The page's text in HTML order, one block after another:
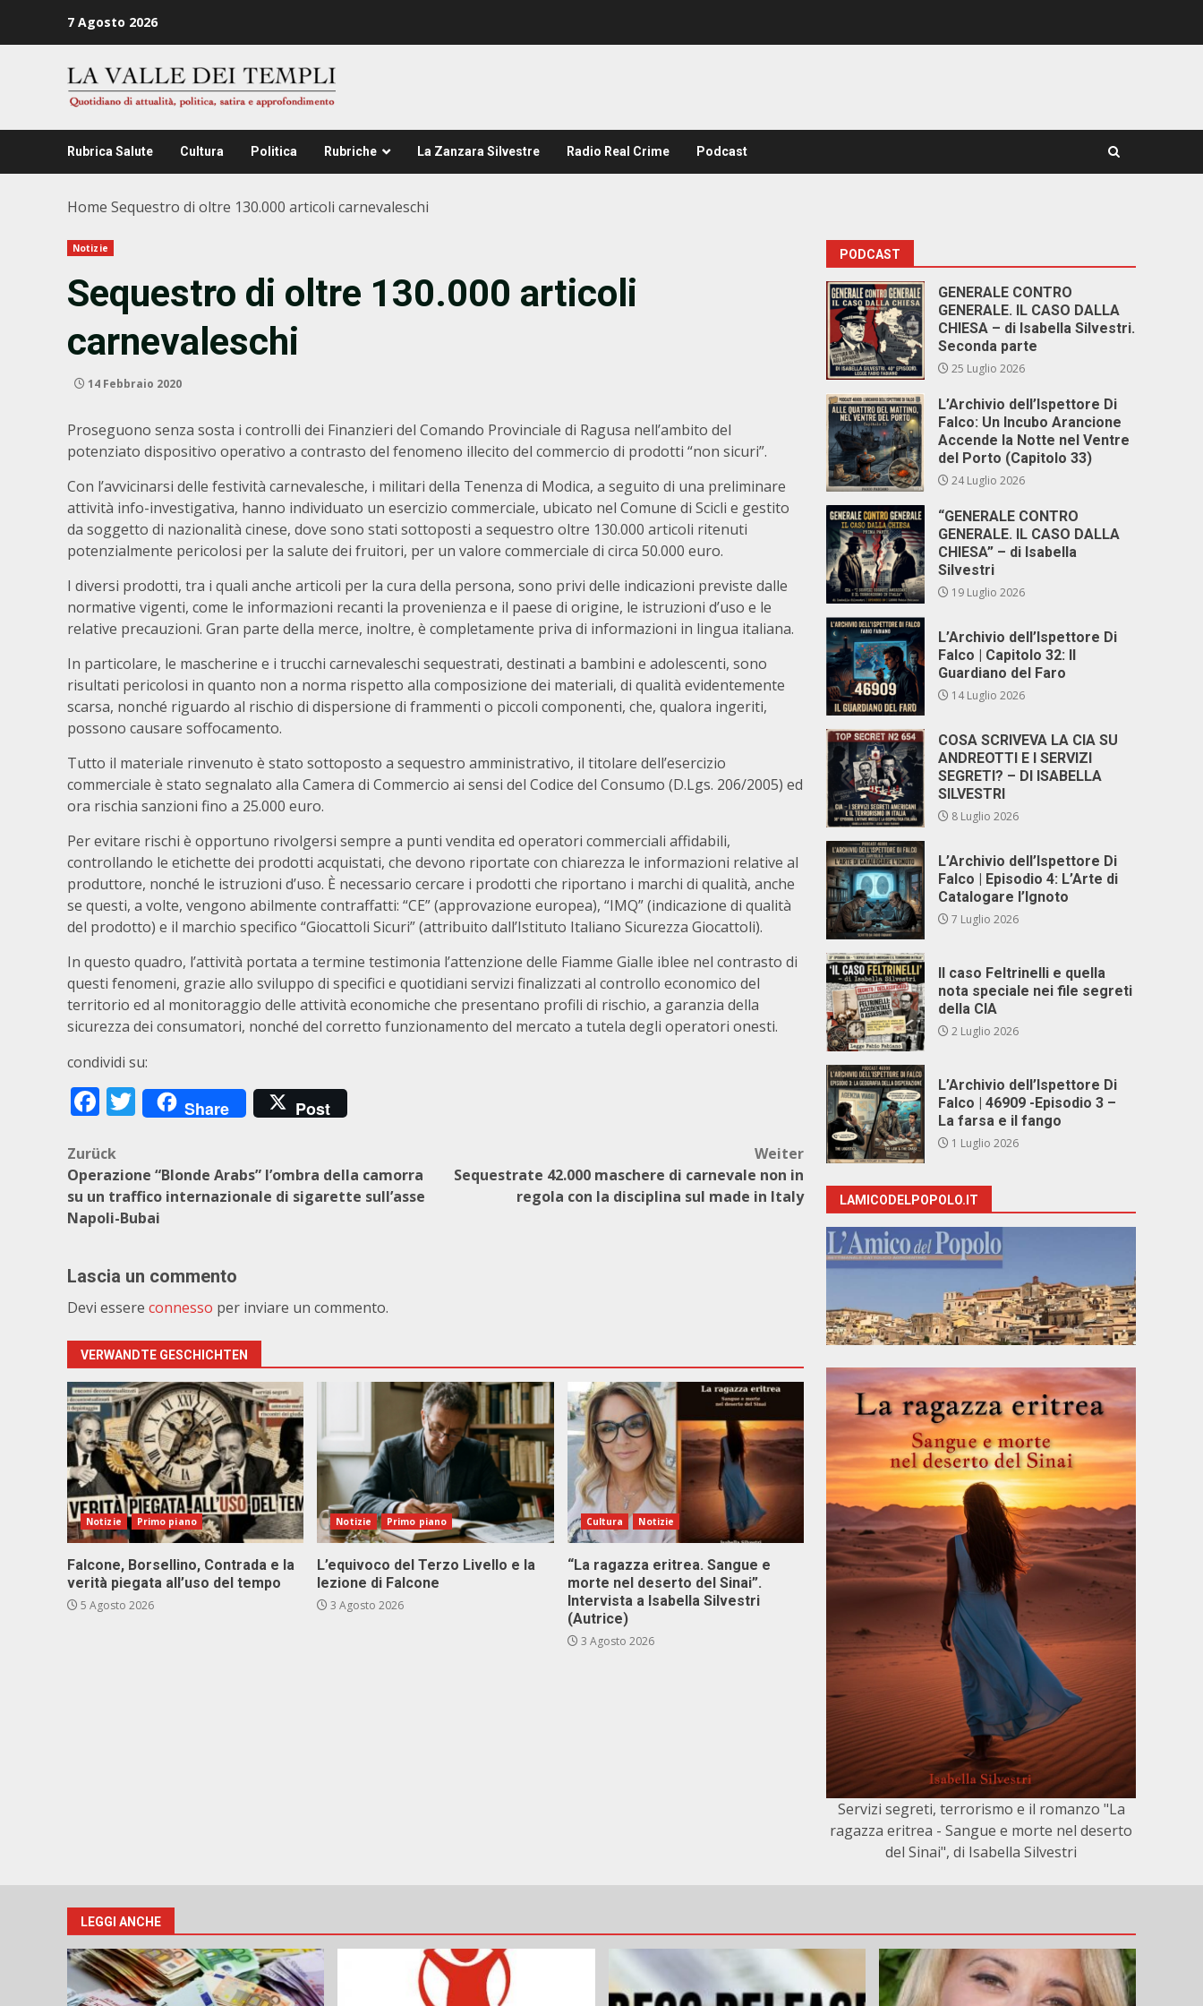
7 Agosto 2026
Rubrica Salute Cultura Politica Rubriche La Zanzara Silvestre Radio Real Crime Podcast
Home Sequestro di oltre 130.000 articoli carnevaleschi
Notizie
Sequestro di oltre 130.000 articoli
carnevaleschi
14 Febbraio 2020
Proseguono senza sosta i controlli dei Finanzieri del Comando Provinciale di Ragusa nell’ambito del
potenziato dispositivo operativo a contrasto del fenomeno illecito del commercio di prodotti “non sicuri”.
Con l’avvicinarsi delle festività carnevalesche, i militari della Tenenza di Modica, a seguito di una preliminare
attività info-investigativa, hanno individuato un esercizio commerciale, ubicato nel Comune di Scicli e gestito
da soggetto di nazionalità cinese, dove sono stati sottoposti a sequestro oltre 130.000 articoli ritenuti
potenzialmente pericolosi per la salute dei fruitori, per un valore commerciale di circa 50.000 euro.
I diversi prodotti, tra i quali anche articoli per la cura della persona, sono privi delle indicazioni previste dalle
normative vigenti, come le informazioni recanti la provenienza e il paese di origine, le istruzioni d’uso e le
relative precauzioni. Gran parte della merce, inoltre, è completamente priva di informazioni in lingua italiana.
In particolare, le mascherine e i trucchi carnevaleschi sequestrati, destinati a bambini e adolescenti, sono
risultati pericolosi in quanto non a norma rispetto alla composizione dei materiali, di qualità evidentemente
scarsa, nonché riguardo al rischio di dispersione di frammenti o piccoli componenti, che, qualora ingeriti,
possono causare soffocamento.
Tutto il materiale rinvenuto è stato sottoposto a sequestro amministrativo, il titolare dell’esercizio
commerciale è stato segnalato alla Camera di Commercio ai sensi del Codice del Consumo (D.Lgs. 206/2005) ed
ora rischia sanzioni fino a 25.000 euro.
Per evitare rischi è opportuno rivolgersi sempre a punti vendita ed operatori commerciali affidabili,
controllando le etichette dei prodotti acquistati, che devono riportate con chiarezza le informazioni relative al
produttore, nonché le istruzioni d’uso. È necessario cercare i prodotti che riportano i marchi di qualità, anche
se questi, a volte, vengono abilmente contraffatti: “CE” (approvazione europea), “IMQ” (indicazione di qualità
del prodotto) e il marchio specifico “Giocattoli Sicuri” (attribuito dall’Istituto Italiano Sicurezza Giocattoli).
In questo quadro, l’attività portata a termine testimonia l’attenzione delle Fiamme Gialle iblee nel contrasto di
questi fenomeni, grazie allo sviluppo di specifici e quotidiani servizi finalizzati al controllo economico del
territorio ed al monitoraggio delle attività economiche che presentano profili di rischio, a garanzia della
sicurezza dei consumatori, nonché del corretto funzionamento del mercato a tutela degli operatori onesti.
condividi su:
Facebook
Twitter
Share Post
Beitragsnavigation
Zurück
Operazione “Blonde Arabs” l’ombra della camorra
su un traffico internazionale di sigarette sull’asse
Napoli-Bubai
Weiter
Sequestrate 42.000 maschere di carnevale non in
regola con la disciplina sul made in Italy
Lascia un commento
Devi essere connesso per inviare un commento.
VERWANDTE GESCHICHTEN
Notizie Primo piano
Falcone, Borsellino, Contrada e la
verità piegata all’uso del tempo
5 Agosto 2026
Notizie Primo piano
L’equivoco del Terzo Livello e la
lezione di Falcone
3 Agosto 2026
Cultura Notizie
“La ragazza eritrea. Sangue e
morte nel deserto del Sinai”.
Intervista a Isabella Silvestri
(Autrice)
3 Agosto 2026
PODCAST
GENERALE CONTRO
GENERALE. IL CASO DALLA
CHIESA – di Isabella Silvestri.
Seconda parte
25 Luglio 2026
L’Archivio dell’Ispettore Di
Falco: Un Incubo Arancione
Accende la Notte nel Ventre
del Porto (Capitolo 33)
24 Luglio 2026
“GENERALE CONTRO
GENERALE. IL CASO DALLA
CHIESA” – di Isabella
Silvestri
19 Luglio 2026
L’Archivio dell’Ispettore Di
Falco | Capitolo 32: Il
Guardiano del Faro
14 Luglio 2026
COSA SCRIVEVA LA CIA SU
ANDREOTTI E I SERVIZI
SEGRETI? – DI ISABELLA
SILVESTRI
8 Luglio 2026
L’Archivio dell’Ispettore Di
Falco | Episodio 4: L’Arte di
Catalogare l’Ignoto
7 Luglio 2026
Il caso Feltrinelli e quella
nota speciale nei file segreti
della CIA
2 Luglio 2026
L’Archivio dell’Ispettore Di
Falco | 46909 -Episodio 3 –
La farsa e il fango
1 Luglio 2026
LAMICODELPOPOLO.IT
Servizi segreti, terrorismo e il romanzo "La
ragazza eritrea - Sangue e morte nel deserto
del Sinai", di Isabella Silvestri
LEGGI ANCHE